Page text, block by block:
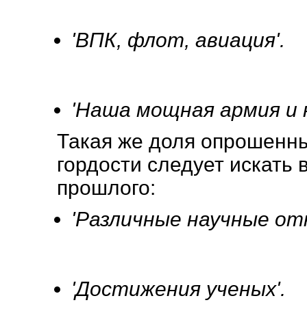
'ВПК, флот, авиация'.
'Наша мощная армия и
Такая же доля
гордости следует искать
прошлого:
'Различные научные
'Достижения ученых'.